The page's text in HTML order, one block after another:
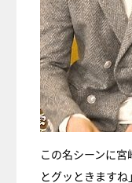
この名シーンに
とグッときますね